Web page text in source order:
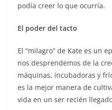
podía creer lo que ocurría.
El poder del tacto
El “milagro” de Kate es un
nos desprendemos de la
máquinas, incubadoras y
es la mejor manera de
vida en un ser recién